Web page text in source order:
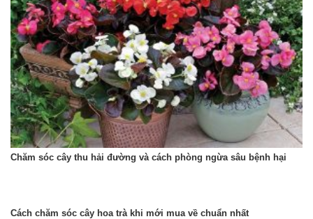
Chăm sóc cây thu hải đường và cách phòng ngừa sâu bệnh hại
Cách chăm sóc cây hoa trà khi mới mua về chuẩn nhất